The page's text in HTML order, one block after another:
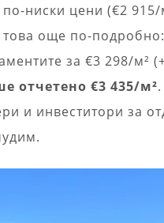
по-ниски цени (€2
това още по-
за €3 298/м²
отчетено €3 435/м²
и инвеститори за